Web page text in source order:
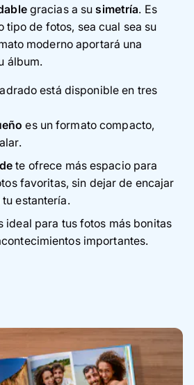
gracias a susimetría. Es
tipo de fotos, sea cual sea su
moderno aportará una
álbum.
está disponible en tres
es un formato compacto,
te ofrece más espacio para
favoritas, sin dejar de encajar
estantería.
ideal para tus fotos más bonitas
importantes.